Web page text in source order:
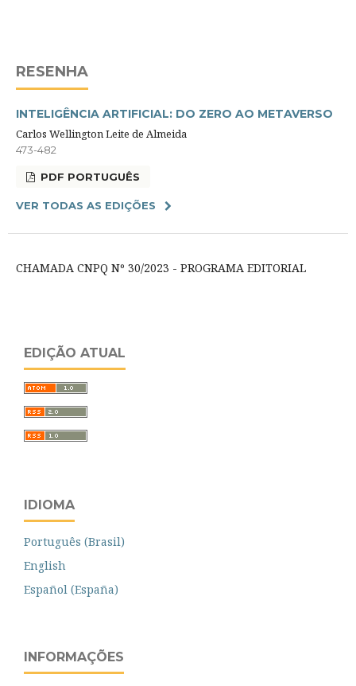
RESENHA
INTELIGÊNCIA ARTIFICIAL: DO ZERO AO METAVERSO
Carlos Wellington Leite de Almeida
473-482
PDF PORTUGUÊS
VER TODAS AS EDIÇÕES
CHAMADA CNPQ Nº 30/2023 - PROGRAMA EDITORIAL
EDIÇÃO ATUAL
IDIOMA
Português (Brasil)
English
Español (España)
INFORMAÇÕES